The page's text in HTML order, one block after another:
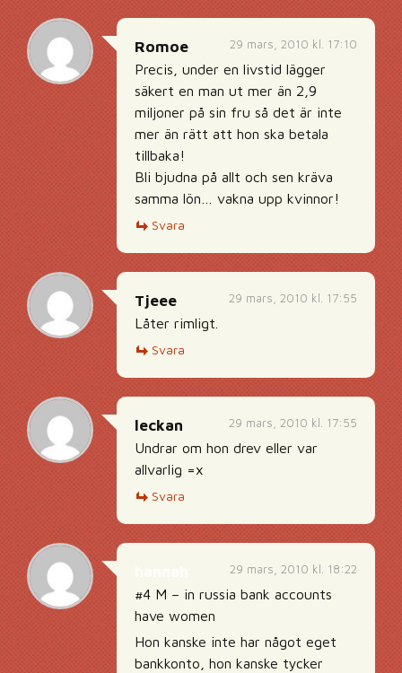
29 mars, 2010 kl. 17:10
Romoe
Precis, under en livstid lägger
säkert en man ut mer än 2,9
miljoner på sin fru så det är inte
mer än rätt att hon ska betala
tillbaka!
Bli bjudna på allt och sen kräva
samma lön… vakna upp kvinnor!
Svara
29 mars, 2010 kl. 17:55
Tjeee
Låter rimligt.
Svara
29 mars, 2010 kl. 17:55
leckan
Undrar om hon drev eller var
allvarlig =x
Svara
29 mars, 2010 kl. 18:22
#4 M – in russia bank accounts
have women
Hon kanske inte har något eget
bankkonto, hon kanske tycker